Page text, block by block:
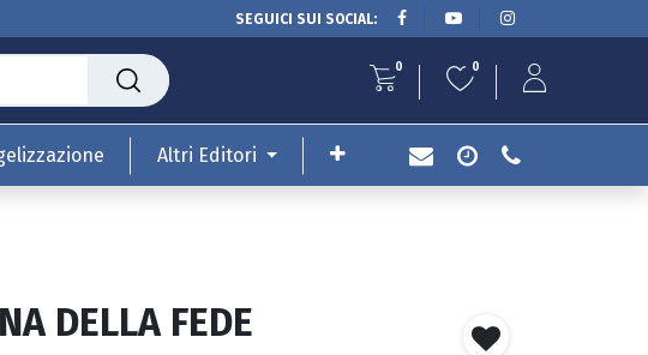
SEGUICI SUI SOCIAL:
0 0
Altri Editori
DELLA FEDE